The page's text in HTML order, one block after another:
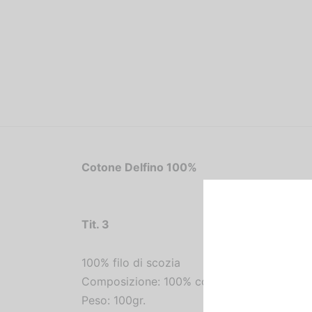
Cotone Delfino 100%
Tit. 3
100% filo di scozia
Composizione: 100% cotone
Peso: 100gr.